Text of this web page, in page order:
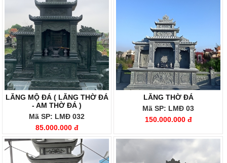
LĂNG MỘ ĐÁ ( LĂNG THỜ ĐÁ
- AM THỜ ĐÁ )
Mã SP: LMĐ 032
85.000.000 đ
LĂNG THỜ ĐÁ
Mã SP: LMĐ 03
150.000.000 đ